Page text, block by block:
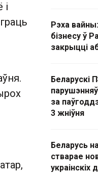
Рэха
бізнесу ў
закрыцці
Беларускі
за
3 жніўня
Беларусь
стварае
украінскіх